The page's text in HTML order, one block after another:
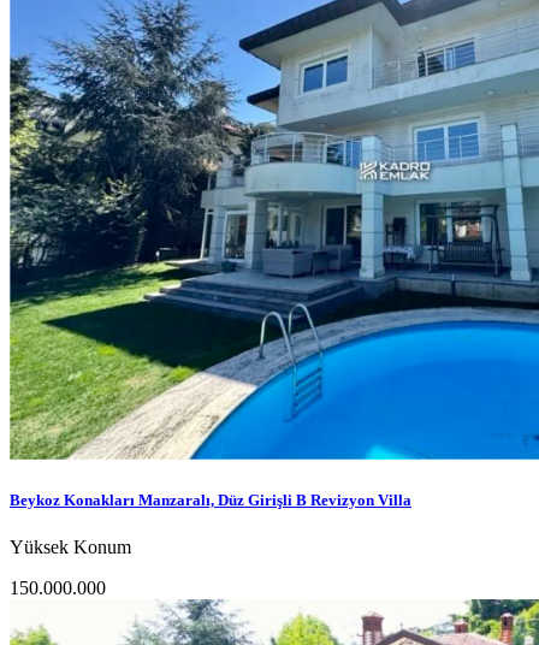
Beykoz Konakları Manzaralı, Düz Girişli B Revizyon Villa
Yüksek Konum
150.000.000